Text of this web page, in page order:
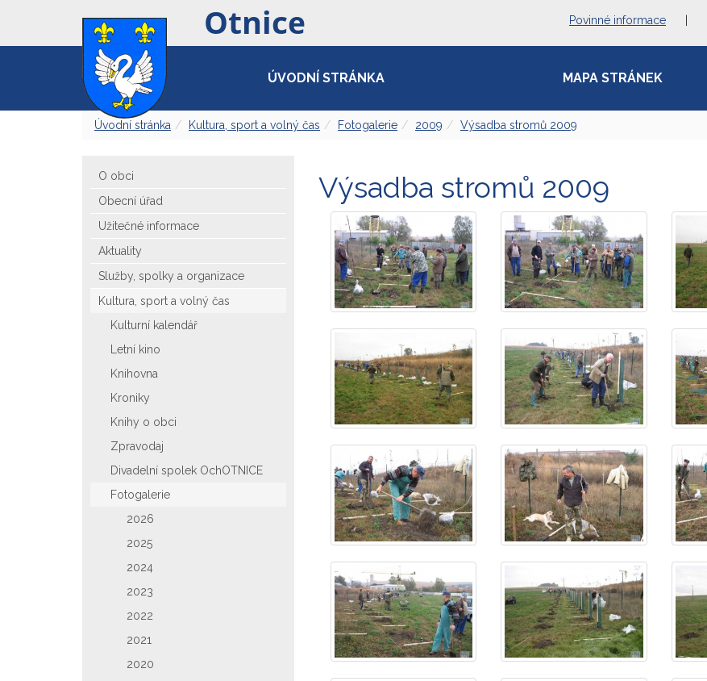
Povinné informace
ÚVODNÍ STRÁNKA MAPA STRÁNEK
Úvodní stránka Kultura, sport a volný čas Fotogalerie 2009 Výsadba stromů 2009
O obci
Obecní úřad
Užitečné informace
Aktuality
Služby, spolky a organizace
Kultura, sport a volný čas
Kulturní kalendář
Letní kino
Knihovna
Kroniky
Knihy o obci
Zpravodaj
Divadelní spolek OchOTNICE
Fotogalerie
2026
2025
2024
2023
2022
2021
2020
Výsadba stromů 2009